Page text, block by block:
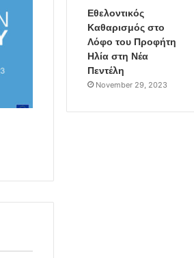
Εθελοντικός
Καθαρισμός στο
Λόφο του Προφήτη
Ηλία στη Νέα
Πεντέλη
November 29, 2023